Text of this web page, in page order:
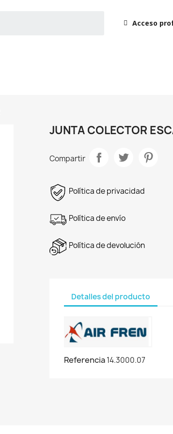
Acceso
JUNTA COLECTOR
Compartir
Política de privacidad
Política de envío
Política de devolución
Detalles del producto
Referencia14.3000.07